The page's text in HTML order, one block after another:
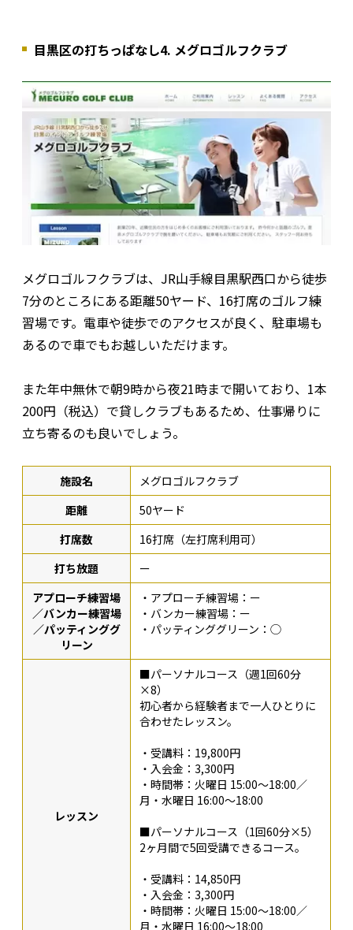
目黒区の打ちっぱなし4. メグロゴルフクラブ
メグロゴルフクラブは、JR山手線目黒駅西口から徒歩
7分のところにある距離50ヤード、16打席のゴルフ練
習場です。電車や徒歩でのアクセスが良く、駐車場も
あるので車でもお越しいただけます。
また年中無休で朝9時から夜21時まで開いており、1本
200円（税込）で貸しクラブもあるため、仕事帰りに
立ち寄るのも良いでしょう。
施設名
メグロゴルフクラブ
距離
50ヤード
打席数
16打席（左打席利用可）
打ち放題
ー
アプローチ練習場
／バンカー練習場
／パッティンググ
リーン
・アプローチ練習場：ー
・バンカー練習場：ー
・パッティンググリーン：◯
レッスン
■パーソナルコース（週1回60分
×8）
初心者から経験者まで一人ひとりに
合わせたレッスン。
・受講料：19,800円
・入会金：3,300円
・時間帯：火曜日 15:00～18:00／
月・水曜日 16:00～18:00
■パーソナルコース（1回60分×5）
2ヶ月間で5回受講できるコース。
・受講料：14,850円
・入会金：3,300円
・時間帯：火曜日 15:00～18:00／
月・水曜日 16:00～18:00